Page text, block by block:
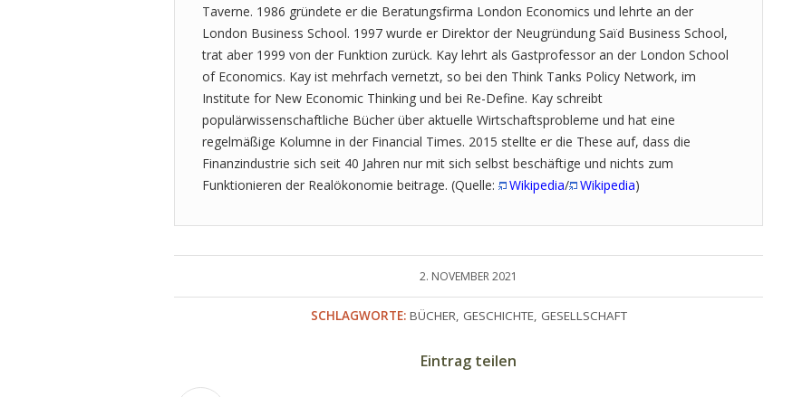
Taverne. 1986 gründete er die Beratungsfirma London Economics und lehrte an der
London Business School. 1997 wurde er Direktor der Neugründung Saïd Business School,
trat aber 1999 von der Funktion zurück. Kay lehrt als Gastprofessor an der London School
of Economics. Kay ist mehrfach vernetzt, so bei den Think Tanks Policy Network, im
Institute for New Economic Thinking und bei Re-Define. Kay schreibt
populärwissenschaftliche Bücher über aktuelle Wirtschaftsprobleme und hat eine
regelmäßige Kolumne in der Financial Times. 2015 stellte er die These auf, dass die
Finanzindustrie sich seit 40 Jahren nur mit sich selbst beschäftige und nichts zum
Funktionieren der Realökonomie beitrage. (Quelle:
Wikipedia/ Wikipedia)
2. NOVEMBER 2021
SCHLAGWORTE: BÜCHER, GESCHICHTE, GESELLSCHAFT
Eintrag teilen